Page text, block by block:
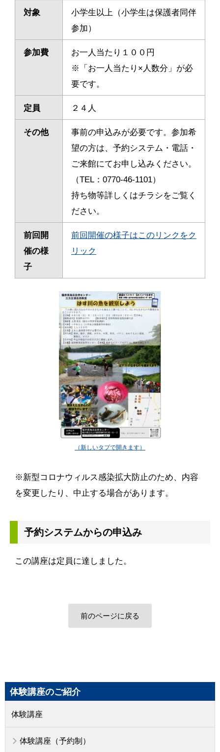
対象
小学生以上（小学生は保護者同伴
参加）
参加費
お一人当たり１００円
※「お一人当たり×人数分」が必
要です。
定員 ２４人
その他 事前の申込みが必要です。 参加希
望の方は、予約システム・電話・
ご来館にてお申し込みください。
（TEL：0770-46-1101）
持ち物等詳しくはチラシをご覧く
ださい。
前回開
催の様
子
前回開催の様子はこのリンクをク
リック
※新型コロナウィルス感染拡大防止のため、内容
を変更したり、中止する場合があります。
予約システムからの申込み
この講座は定員に達しました。
前のページに戻る
体験講座のご紹介
体験講座
体験講座（予約制）